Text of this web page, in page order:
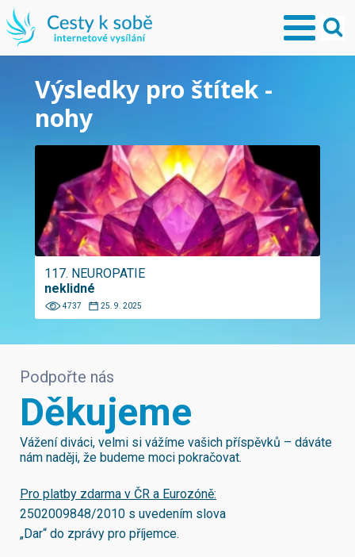
Výsledky pro štítek -
nohy
117. NEUROPATIE
neklidné
4737 25. 9. 2025
Podpořte nás
Děkujeme
Vážení diváci, velmi si vážíme vašich příspěvků – dáváte
nám naději, že budeme moci pokračovat.
Pro platby zdarma v ČR a Eurozóně:
2502009848/2010 s uvedením slova
„Dar“ do zprávy pro příjemce.